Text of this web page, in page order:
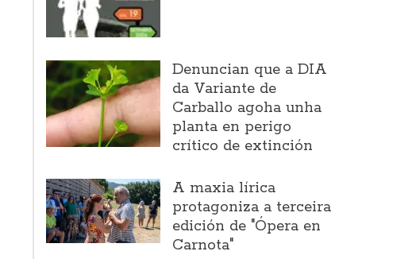
Denuncian que a DIA
da Variante de
Carballo agoha unha
planta en perigo
crítico de extinción
A maxia lírica
protagoniza a terceira
edición de "Ópera en
Carnota"